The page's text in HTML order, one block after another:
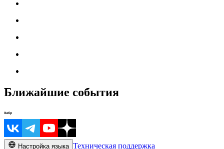
Ближайшие события
Настройка языка Техническая поддержка